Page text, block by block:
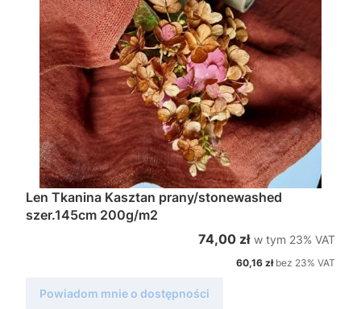
Len Tkanina Kasztan prany/stonewashed
szer.145cm 200g/m2
Cena brutto
74,00 zł w tym %s VAT
w tym 23% VAT
Cena netto
60,16 zł bez 23% VAT
Powiadom mnie o dostępności